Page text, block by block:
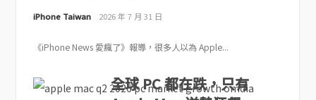
iPhone Taiwan 2026 年 7 月 31 日
《iPhone News 愛瘋了》報導，很多人以為 Apple...
全球 PC 都在跌，只有